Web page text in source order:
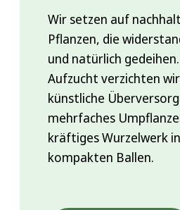
Wir setzen auf
Pflanzen, die
und natürlich
Aufzucht verzichten
künstliche
mehrfaches
kräftiges Wurzelwerk
kompakten Ballen.